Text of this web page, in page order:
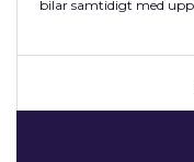
bilar samtidigt med